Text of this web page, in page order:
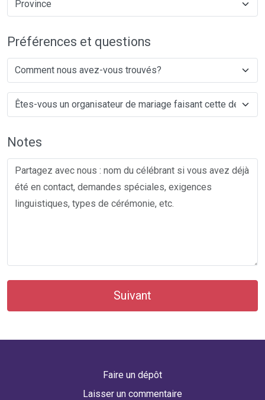
Préférences et questions
Notes
Suivant
Faire un dépôt
Laisser un commentaire